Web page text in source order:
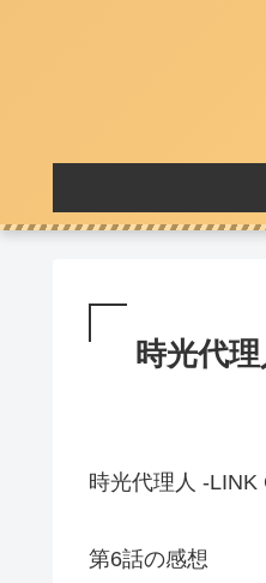
時光代
時光代理人 -
第6話の感想